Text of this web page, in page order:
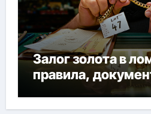
Залог золота в
правила,